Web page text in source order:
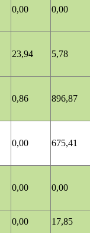
0,00 0,00
23,94 5,78
0,86 896,87
0,00 675,41
0,00 0,00
0,00
17,85